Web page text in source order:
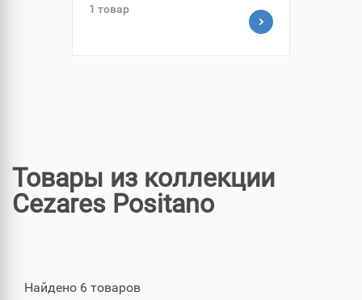
1 товар
Товары из коллекции
Cezares Positano
Найдено 6 товаров